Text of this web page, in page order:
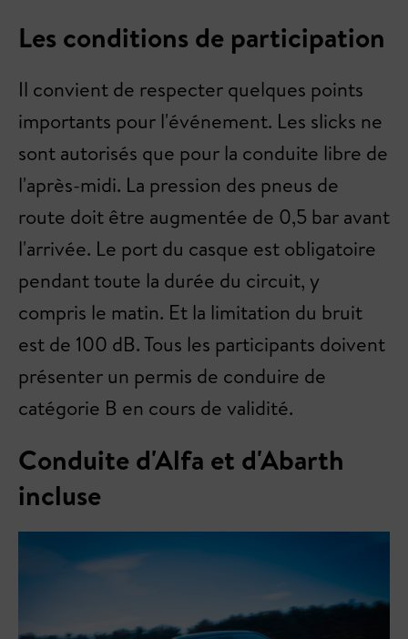
Les conditions de participation
Il convient de respecter quelques points
importants pour l'événement. Les slicks ne
sont autorisés que pour la conduite libre de
l'après-midi. La pression des pneus de
route doit être augmentée de 0,5 bar avant
l'arrivée. Le port du casque est obligatoire
pendant toute la durée du circuit, y
compris le matin. Et la limitation du bruit
est de 100 dB. Tous les participants doivent
présenter un permis de conduire de
catégorie B en cours de validité.
Conduite d'Alfa et d'Abarth
incluse